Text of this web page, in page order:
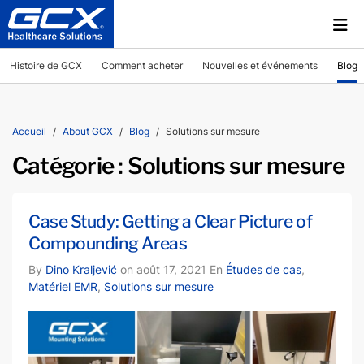
Histoire de GCX Comment acheter Nouvelles et événements Blog
Accueil About GCX Blog Solutions sur mesure
Catégorie :Solutions sur mesure
Case Study: Getting a Clear Picture of
Compounding Areas
By Dino Kraljević on août 17, 2021 En Études de cas,
Matériel EMR, Solutions sur mesure